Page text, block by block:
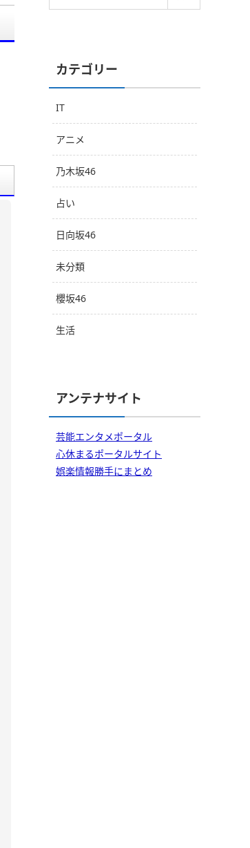
カテゴリー
IT
アニメ
乃木坂46
占い
日向坂46
未分類
櫻坂46
生活
アンテナサイト
芸能エンタメポータル
心休まるポータルサイト
娯楽情報勝手にまとめ